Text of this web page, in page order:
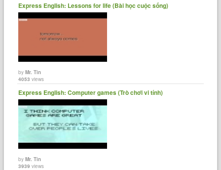
Express English: Lessons for life (Bài học cuộc sống)
byMr. Tin
4053 views
Express English: Computer games (Trò chơi vi tính)
byMr. Tin
3939 views